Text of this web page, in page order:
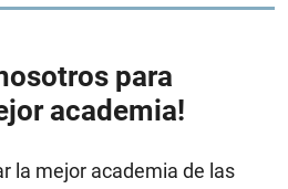
para
academia!
la mejor academia de las